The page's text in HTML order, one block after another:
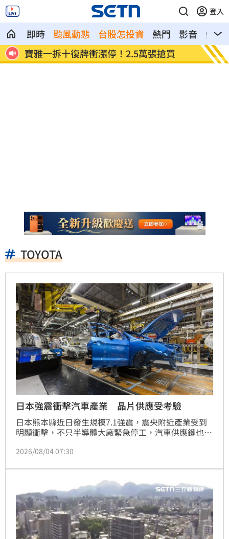
登入
即時 颱風動態 台股怎投資 熱門 影音
熱搜
新／5縣市豪、大雨特報 一路下到晚上
記憶
TOYOTA
日本強震衝擊汽車產業 晶片供應受考驗
日本熊本縣近日發生規模7.1強震，震央附近產業受到
明顯衝擊，不只半導體大廠緊急停工，汽車供應鏈也受
續調整生產計畫，全球車市再度關注日本製造業能否快
2026/08/04 07:30